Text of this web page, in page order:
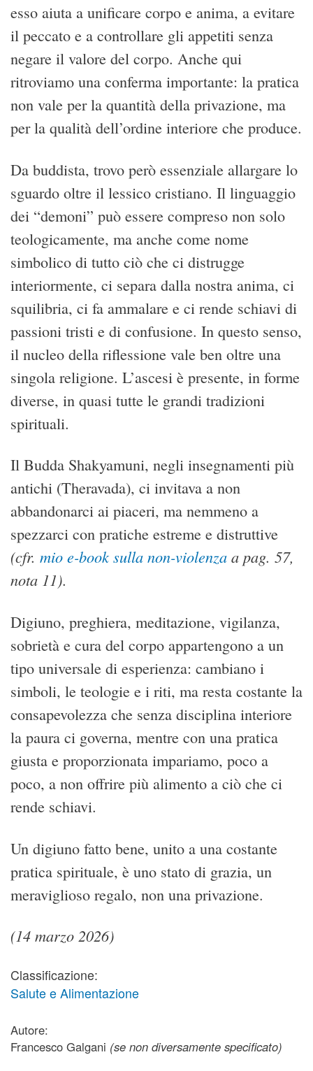
esso aiuta a unificare corpo e anima, a evitare
il peccato e a controllare gli appetiti senza
negare il valore del corpo. Anche qui
ritroviamo una conferma importante: la pratica
non vale per la quantità della privazione, ma
per la qualità dell’ordine interiore che produce.
Da buddista, trovo però essenziale allargare lo
sguardo oltre il lessico cristiano. Il linguaggio
dei “demoni” può essere compreso non solo
teologicamente, ma anche come nome
simbolico di tutto ciò che ci distrugge
interiormente, ci separa dalla nostra anima, ci
squilibria, ci fa ammalare e ci rende schiavi di
passioni tristi e di confusione. In questo senso,
il nucleo della riflessione vale ben oltre una
singola religione. L’ascesi è presente, in forme
diverse, in quasi tutte le grandi tradizioni
spirituali.
Il Budda Shakyamuni, negli insegnamenti più
antichi (Theravada), ci invitava a non
abbandonarci ai piaceri, ma nemmeno a
spezzarci con pratiche estreme e distruttive
(cfr. mio e-book sulla non-violenza a pag. 57,
nota 11).
Digiuno, preghiera, meditazione, vigilanza,
sobrietà e cura del corpo appartengono a un
tipo universale di esperienza: cambiano i
simboli, le teologie e i riti, ma resta costante la
consapevolezza che senza disciplina interiore
la paura ci governa, mentre con una pratica
giusta e proporzionata impariamo, poco a
poco, a non offrire più alimento a ciò che ci
rende schiavi.
Un digiuno fatto bene, unito a una costante
pratica spirituale, è uno stato di grazia, un
meraviglioso regalo, non una privazione.
(14 marzo 2026)
Classificazione:
Salute e Alimentazione
Autore:
Francesco Galgani (se non diversamente specificato)